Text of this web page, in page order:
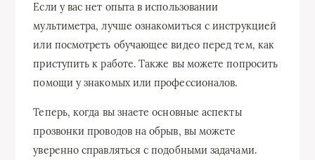
Если у вас нет опыта в использовании
мультиметра, лучше ознакомиться с инструкцией
или посмотреть обучающее видео перед тем, как
приступить к работе. Также вы можете попросить
помощи у знакомых или профессионалов.
Теперь, когда вы знаете основные аспекты
прозвонки проводов на обрыв, вы можете
уверенно справляться с подобными задачами.